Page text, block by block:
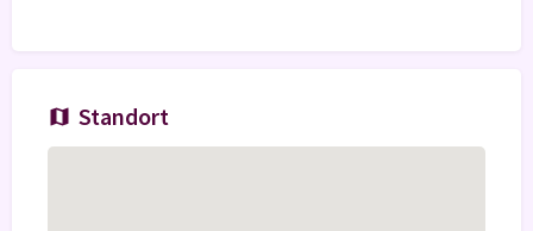
Standort